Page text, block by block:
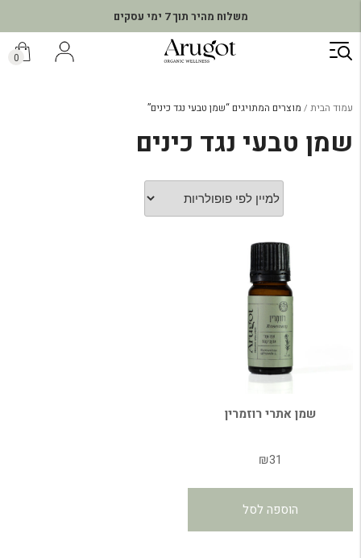
משלוח מהיר תוך 7 ימי עסקים
דילוג
לתוכן
0
עמוד הבית מוצרים המתויגים “שמן טבעי נגד כינים”
שמן טבעי נגד כינים
שמן אתרי רוזמרין
₪31
הוספה לסל